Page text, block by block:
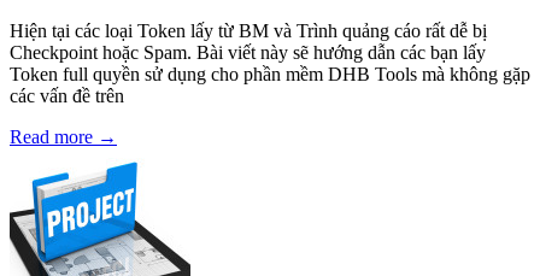
Hiện tại các loại Token lấy từ BM và Trình quảng cáo rất dễ bị
Checkpoint hoặc Spam. Bài viết này sẽ hướng dẫn các bạn lấy
Token full quyền sử dụng cho phần mềm DHB Tools mà không gặp
các vấn đề trên
Read more →